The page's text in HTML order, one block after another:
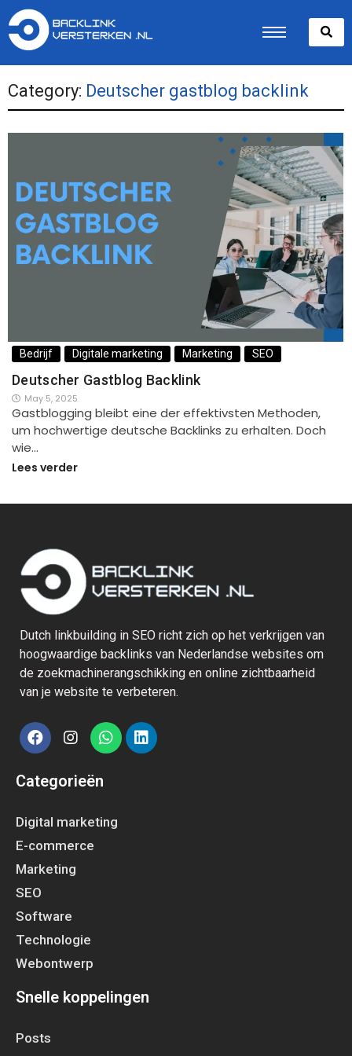
Category: Deutscher gastblog backlink
Bedrijf Digitale marketing Marketing SEO
Deutscher Gastblog Backlink
May 5, 2025
Gastblogging bleibt eine der effektivsten Methoden,
um hochwertige deutsche Backlinks zu erhalten. Doch
wie…
Lees verder
Dutch linkbuilding in SEO richt zich op het verkrijgen van
hoogwaardige backlinks van Nederlandse websites om
de zoekmachinerangschikking en online zichtbaarheid
van je website te verbeteren.
Categorieën
Digital marketing
E-commerce
Marketing
SEO
Software
Technologie
Webontwerp
Snelle koppelingen
Posts